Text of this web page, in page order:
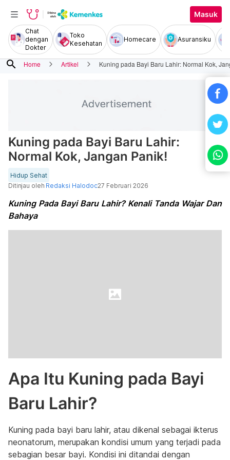
Masuk
Chat
dengan
Dokter
Toko
Kesehatan
Homecare Asuransiku
search Home Artikel Kuning pada Bayi Baru Lahir: Normal Kok,
Kuning pada Bayi Baru Lahir:
Normal Kok, Jangan Panik!
Hidup Sehat
Ditinjau oleh Redaksi Halodoc27 Februari 2026
Kuning Pada Bayi Baru Lahir? Kenali Tanda Wajar Dan
Bahaya
Apa Itu Kuning pada Bayi
Baru Lahir?
Kuning pada bayi baru lahir, atau dikenal sebagai ikterus
neonatorum, merupakan kondisi umum yang terjadi pada
sebagian besar bayi. Kondisi ini ditandai dengan